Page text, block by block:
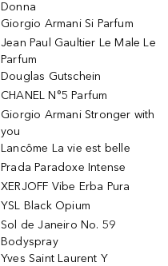
Donna
Giorgio Armani Si Parfum
Jean Paul Gaultier Le Male Le
Parfum
Douglas Gutschein
CHANEL N°5 Parfum
Giorgio Armani Stronger with
you
Lancôme La vie est belle
Prada Paradoxe Intense
XERJOFF Vibe Erba Pura
YSL Black Opium
Sol de Janeiro No. 59
Bodyspray
Yves Saint Laurent Y